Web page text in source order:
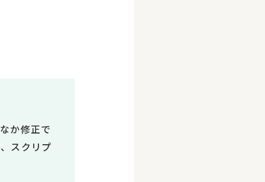
か修正で
スクリプ